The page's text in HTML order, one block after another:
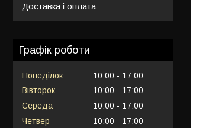
Доставка і оплата
Графік роботи
Понеділок 10:00
17:00
Вівторок
10:00
17:00
Середа
10:00
17:00
Четвер
10:00
17:00